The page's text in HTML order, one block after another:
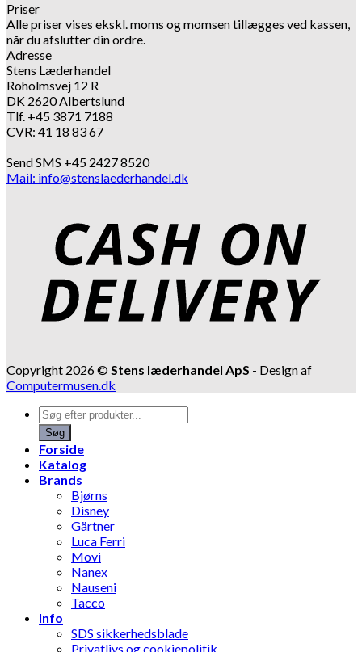
Priser
Alle priser vises ekskl. moms og momsen tillægges ved kassen,
når du afslutter din ordre.
Adresse
Stens Læderhandel
Roholmsvej 12 R
DK 2620 Albertslund
Tlf. +45 3871 7188
CVR: 41 18 83 67
Send SMS +45 2427 8520
Mail: info@stenslaederhandel.dk
Copyright 2026 © Stens læderhandel ApS - Design af
Computermusen.dk
Products
search
Søg
Forside
Katalog
Brands
Bjørns
Disney
Gärtner
Luca Ferri
Movi
Nanex
Nauseni
Tacco
Info
SDS sikkerhedsblade
Privatlivs og cookiepolitik